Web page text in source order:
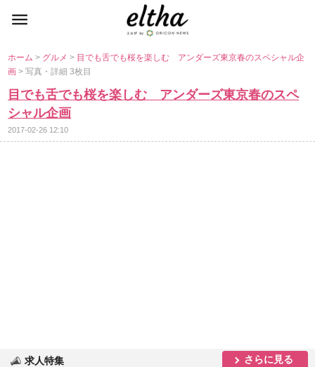
ホーム> グルメ> 目でも舌でも桜を楽しむ アンダーズ東京春のスペシャル企
画> 写真・詳細 3枚目
目でも舌でも桜を楽しむ アンダーズ東京春のスペ
シャル企画
2017-02-26 12:10
求人特集 さらに見る